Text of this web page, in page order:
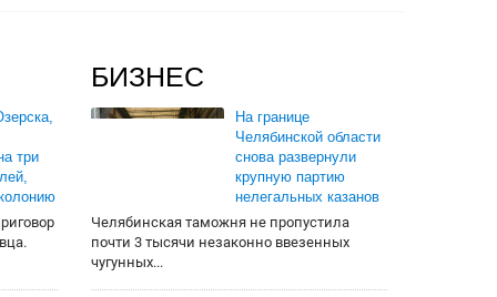
три
БИЗНЕС
На границе
Челябинской области
снова развернули
крупную партию
нелегальных казанов
Челябинская таможня не пропустила
почти 3 тысячи незаконно ввезенных
чугунных...